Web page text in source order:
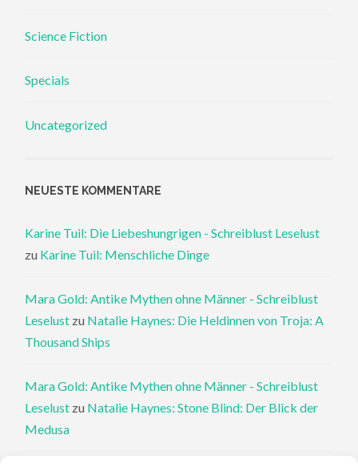
Science Fiction
Specials
Uncategorized
NEUESTE KOMMENTARE
Karine Tuil: Die Liebeshungrigen - Schreiblust Leselust
zu Karine Tuil: Menschliche Dinge
Mara Gold: Antike Mythen ohne Männer - Schreiblust
Leselust zu Natalie Haynes: Die Heldinnen von Troja: A
Thousand Ships
Mara Gold: Antike Mythen ohne Männer - Schreiblust
Leselust zu Natalie Haynes: Stone Blind: Der Blick der
Medusa